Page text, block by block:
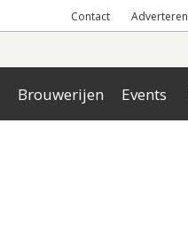
Contact Adverteren
Brouwerijen Events